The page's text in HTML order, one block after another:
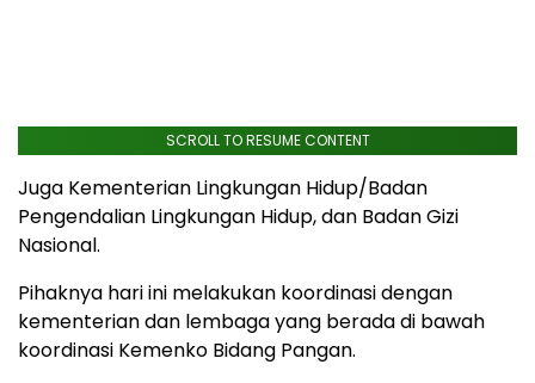
SCROLL TO RESUME CONTENT
Juga Kementerian Lingkungan Hidup/Badan
Pengendalian Lingkungan Hidup, dan Badan Gizi
Nasional.
Pihaknya hari ini melakukan koordinasi dengan
kementerian dan lembaga yang berada di bawah
koordinasi Kemenko Bidang Pangan.